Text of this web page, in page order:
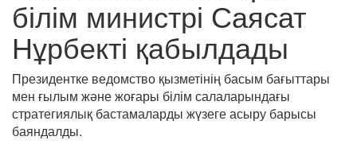
білім министрі Саясат
Нұрбекті қабылдады
Президентке ведомство қызметінің басым бағыттары
мен ғылым және жоғары білім салаларындағы
стратегиялық бастамаларды жүзеге асыру барысы
баяндалды.